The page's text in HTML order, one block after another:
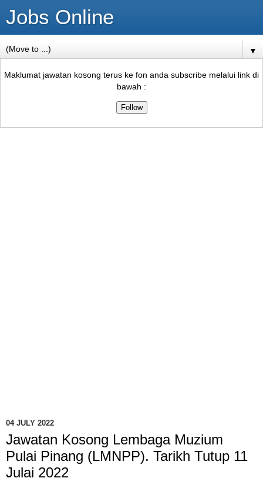
Jobs Online
▼
Maklumat jawatan kosong terus ke fon anda subscribe melalui link di
bawah :
04 JULY 2022
Jawatan Kosong Lembaga Muzium
Pulai Pinang (LMNPP). Tarikh Tutup 11
Julai 2022